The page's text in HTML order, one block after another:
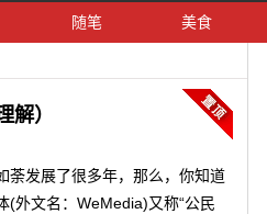
随笔 美食
）
荼发展了很多年，那么，你知道
(外文名：WeMedia)又称“公民